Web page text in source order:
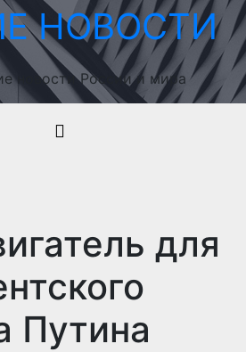
НОВОСТИ
новости России и мира
для
Путина